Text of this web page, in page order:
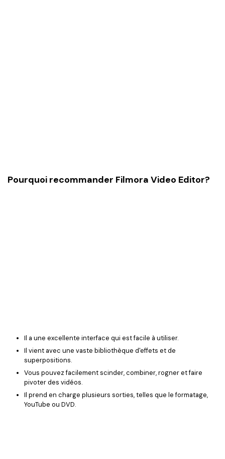
Pourquoi recommander Filmora Video Editor?
Il a une excellente interface qui est facile à utiliser.
Il vient avec une vaste bibliothèque d'effets et de
superpositions.
Vous pouvez facilement scinder, combiner, rogner et faire
pivoter des vidéos.
Il prend en charge plusieurs sorties, telles que le formatage,
YouTube ou DVD.